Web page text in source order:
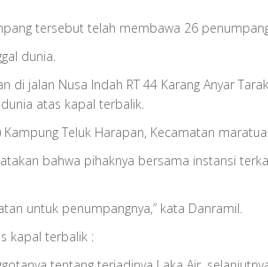
tersebut telah membawa 26
dunia.
jalan Nusa Indah RT 44 Karang Anyar
atas kapal terbalik.
Teluk Harapan, Kecamatan maratua.
bahwa pihaknya bersama instansi
untuk penumpangnya,” kata Danramil.
kapal terbalik :